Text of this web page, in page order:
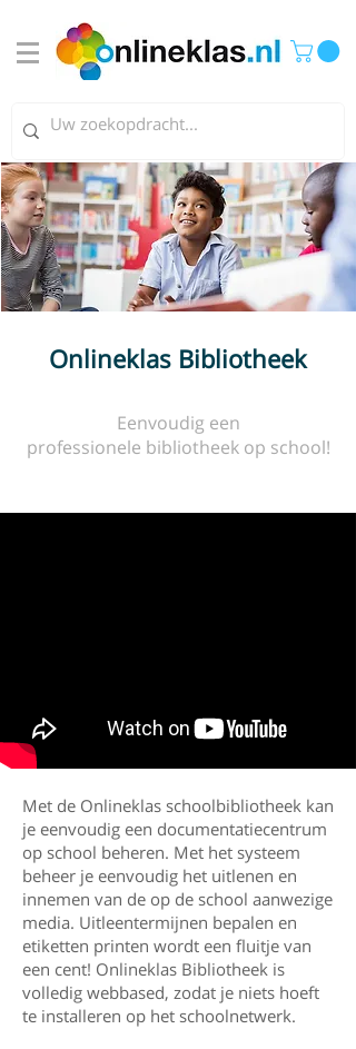
Onlineklas Bibliotheek
Eenvoudig een
professionele bibliotheek op school!
Met de Onlineklas schoolbibliotheek kan
je eenvoudig een documentatiecentrum
op school beheren. Met het systeem
beheer je eenvoudig het uitlenen en
innemen van de op de school aanwezige
media. Uitleentermijnen bepalen en
etiketten printen wordt een fluitje van
een cent! Onlineklas Bibliotheek is
volledig webbased, zodat je niets hoeft
te installeren op het schoolnetwerk.